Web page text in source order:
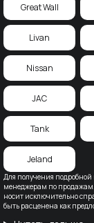
Для получения
менеджерам по
носит исключительно
быть расценена как
Great Wall
Livan
Nissan
JAC
Tank
Jeland